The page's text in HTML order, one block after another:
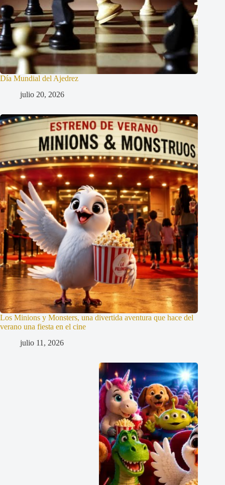
Día Mundial del Ajedrez
julio 20, 2026
Los Minions y Monsters, una divertida aventura que hace del
verano una fiesta en el cine
julio 11, 2026